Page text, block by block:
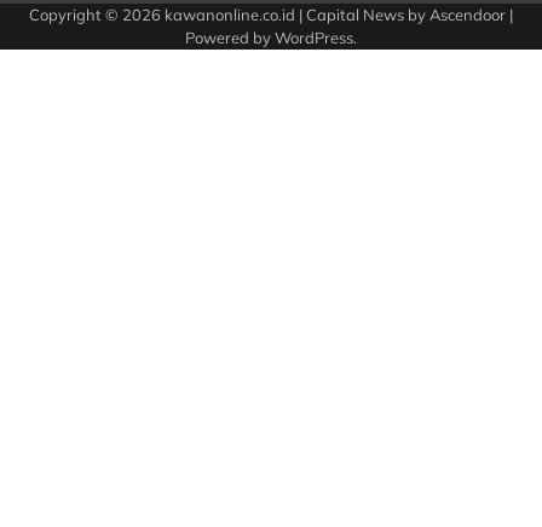
Copyright © 2026 kawanonline.co.id | Capital News by Ascendoor |
Powered byWordPress.